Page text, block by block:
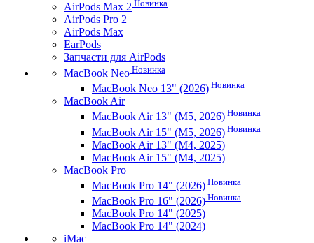
AirPods Max 2 Новинка
AirPods Pro 2
AirPods Max
EarPods
Запчасти для AirPods
MacBook Neo Новинка
MacBook Neo 13" (2026) Новинка
MacBook Air
MacBook Air 13" (M5, 2026) Новинка
MacBook Air 15" (M5, 2026) Новинка
MacBook Air 13" (M4, 2025)
MacBook Air 15" (M4, 2025)
MacBook Pro
MacBook Pro 14" (2026) Новинка
MacBook Pro 16" (2026) Новинка
MacBook Pro 14" (2025)
MacBook Pro 14" (2024)
iMac